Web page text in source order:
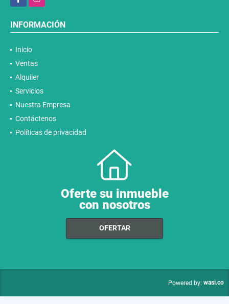
INFORMACIÓN
Inicio
Ventas
Alquiler
Servicios
Nuestra Empresa
Contáctenos
Políticas de privacidad
Oferte su inmueble
con nosotros
OFERTAR
Powered by: wasi.co